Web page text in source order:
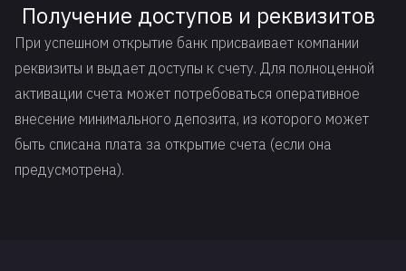
Получение доступов и реквизитов
При успешном открытие банк присваивает компании
реквизиты и выдает доступы к счету. Для полноценной
активации счета может потребоваться оперативное
внесение минимального депозита, из которого может
быть списана плата за открытие счета (если она
предусмотрена).